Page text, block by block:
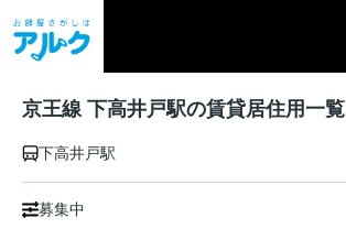
京王線 下高井戸駅の賃貸居住用一覧
下高井戸駅
募集中